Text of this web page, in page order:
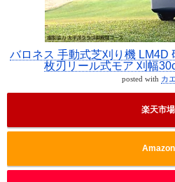
バロネス 手動式芝刈り機 LM4D
枚刃リール式モア 刈幅
posted with カ
楽天市場
Amazon